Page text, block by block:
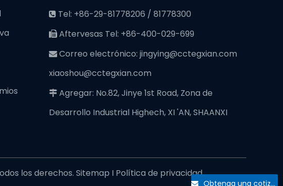
Obtenga una cotización gratuita
 Tel: +86-29-81778206 / 81778300
 Aftervesas Tel: +86-400-029-699
 Correo electrónico:jingying@cctegxian.com
xiaoshou@cctegxian.com
 Agregar: No.82, Jinye 1st Road, Zona de
Desarrollo Industrial Highech, XI 'AN, SHAANXI
los derechos. Sitemap I Política de privacidad